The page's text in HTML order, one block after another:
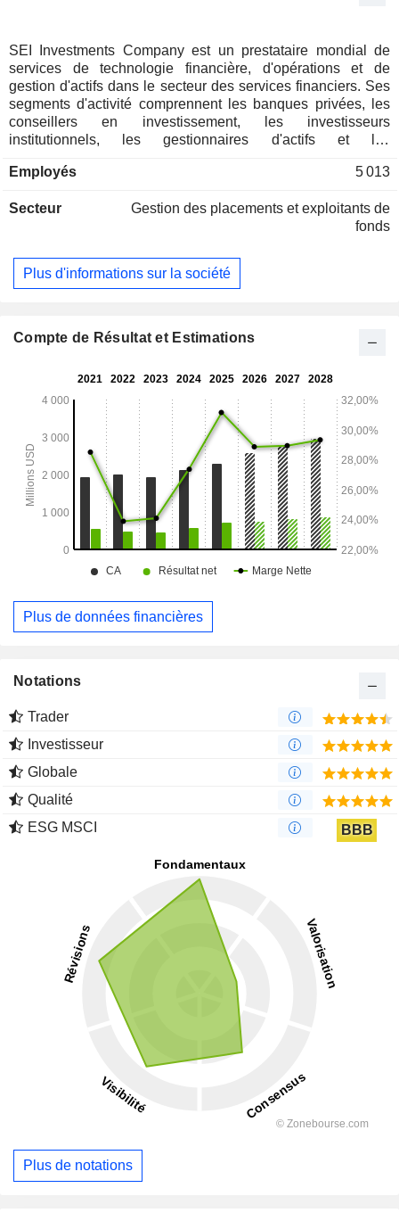
SEI Investments Company est un prestataire mondial de
services de technologie financière, d'opérations et de
gestion d'actifs dans le secteur des services financiers. Ses
segments d'activité comprennent les banques privées, les
conseillers en investissement, les investisseurs
institutionnels, les gestionnaires d'actifs et les
segment « Gestionnaires d'actifs » fournit une plateforme
gestionnaires d'actifs alternatifs et traditionnels, aux sociétés
de fonds et aux fonds souverains. Le segment Investisseurs
directeur des investissements, notamment des plateformes
de gestion des investissements et d’externalisation
supérieur et à d’autres organisations à but non lucratif à
fournit des plateformes de gestion et de traitement des
l’intermédiaire d’un réseau de conseillers en placement
indépendants agréés et d’autres professionnels de
l’investissement aux États-Unis.
Employés 5 013
Secteur
Gestion des placements et exploitants de
fonds
Plus d'informations sur la société
Compte de Résultat et Estimations
Plus de données financières
Notations
Trader
Investisseur
Globale
Qualité
ESG MSCI
BBB
Plus de notations